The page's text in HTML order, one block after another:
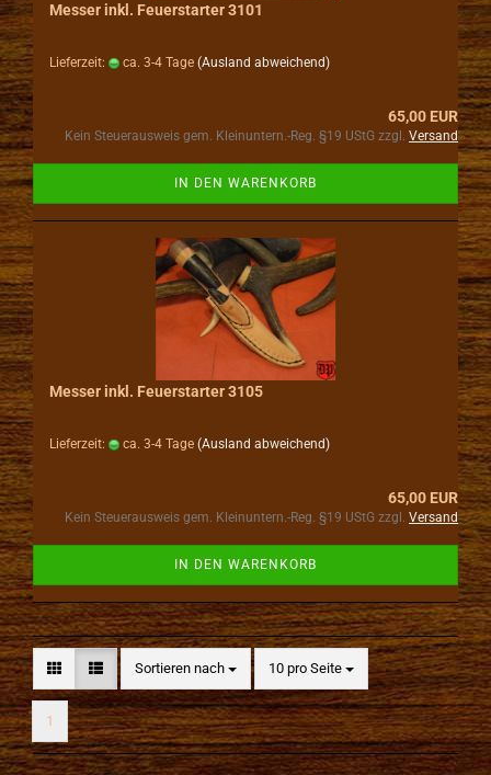
Messer inkl. Feuerstarter 3101
Lieferzeit: ca. 3-4 Tage (Ausland abweichend)
65,00 EUR
Kein Steuerausweis gem. Kleinuntern.-Reg. §19 UStG zzgl. Versand
IN DEN WARENKORB
Messer inkl. Feuerstarter 3105
Lieferzeit: ca. 3-4 Tage (Ausland abweichend)
65,00 EUR
Kein Steuerausweis gem. Kleinuntern.-Reg. §19 UStG zzgl. Versand
IN DEN WARENKORB
Sortieren nach
Sortieren nach 10 pro Seite
pro Seite
1